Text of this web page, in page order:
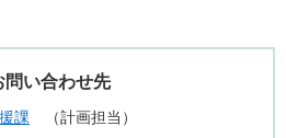
問い合わせ先
課
計画担当